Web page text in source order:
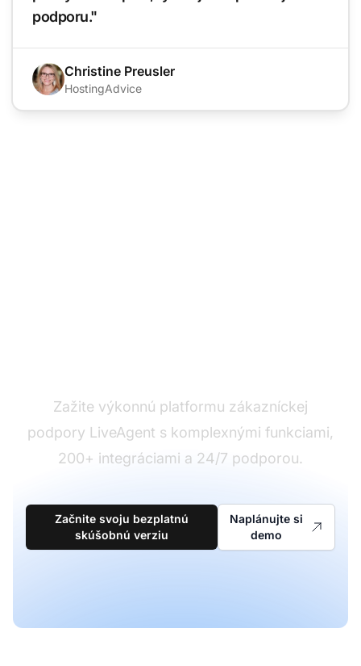
podporu."
Christine Preusler
HostingAdvice
Zažite výkonnú platformu zákazníckej
podpory LiveAgent s komplexnými funkciami,
200+ integráciami a 24/7 podporou.
Začnite svoju bezplatnú
skúšobnú verziu
Naplánujte si
demo